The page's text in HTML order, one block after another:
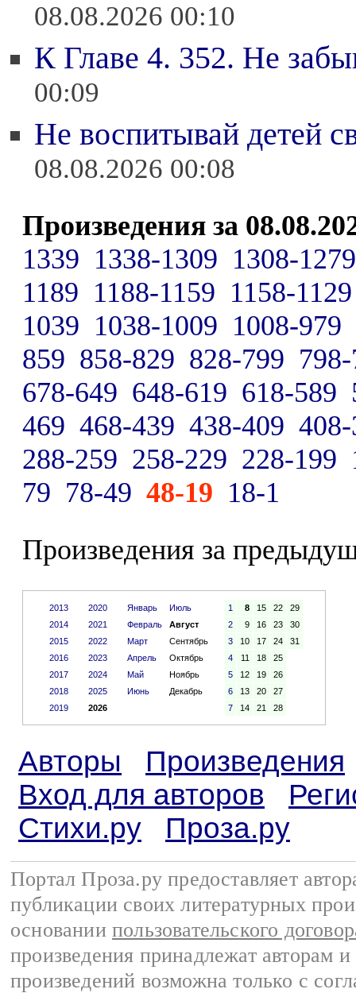
08.08.2026 00:10
К Главе 4. 352. Не
00:09
Не воспитывай детей
08.08.2026 00:08
Произведения за
1339 1338-1309 1308-1279
1189 1188-1159 1158-1129
1039 1038-1009 1008-979
859 858-829 828-799
678-649 648-619 618-589
469 468-439 438-409
288-259 258-229 228-199
79 78-49 48-19 18-1
Произведения за
2013
2014
2015
2016
2017
2018
2019
2020
2021
2022
2023
2024
2025
2026
Январь
Июль
Февраль
Август
Март
Сентябрь
Апрель
Октябрь
Май
Ноябрь
Июнь
Декабрь
1 8 15 22
29
2
9 16 23
30
3
10 17 24
31
4
11 18
25
5
12 19
26
6
13 20
27
7
14 21 28
Авторы
Произведения
Вход для авторов
Стихи.ру
Проза.ру
Портал Проза.ру предоставляет
публикации своих литературных
основании пользовательского
произведения принадлежат авторам
произведений возможна только с